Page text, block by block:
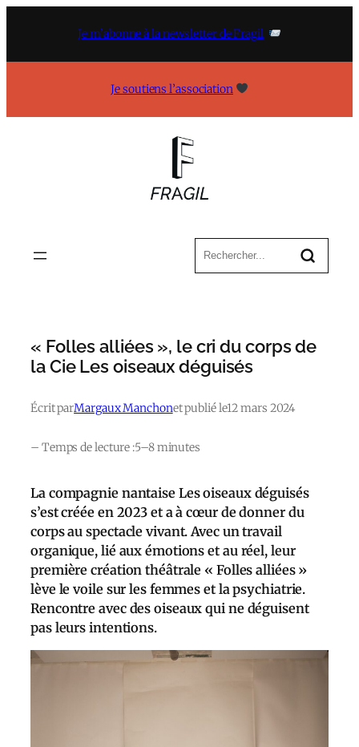
Je m’abonne à la newsletter de Fragil
Je soutiens l’association
« Folles alliées », le cri du corps de
la Cie Les oiseaux déguisés
Écrit parMargaux Manchonet publié le12 mars 2024
– Temps de lecture :5–8 minutes
La compagnie nantaise Les oiseaux déguisés
s’est créée en 2023 et a à cœur de donner du
corps au spectacle vivant. Avec un travail
organique, lié aux émotions et au réel, leur
première création théâtrale « Folles alliées »
lève le voile sur les femmes et la psychiatrie.
Rencontre avec des oiseaux qui ne déguisent
pas leurs intentions.